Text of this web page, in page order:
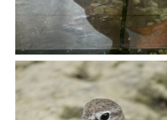
比謝川でよく見られる生き物 「イソシギ」の足に釣り針が(>_<) 比謝川は釣りが可